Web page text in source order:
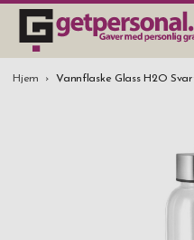
GAVER & GADGETS
SMYKKER &
Hjem Vannflaske Glass H2O